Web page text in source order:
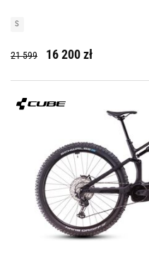
S
21 599 16 200 zł